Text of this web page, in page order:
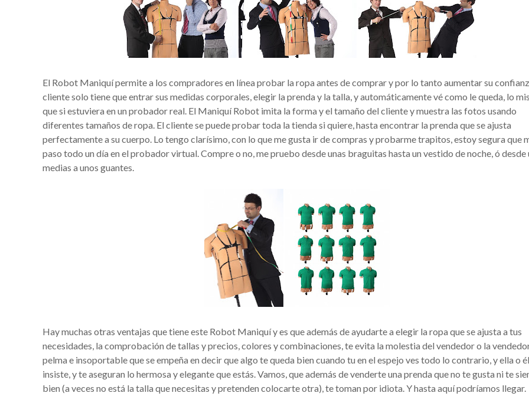
El Robot Maniquí permite a los compradores en línea probar la ropa antes de comprar y por lo tanto aumentar su
cliente solo tiene que entrar sus medidas corporales, elegir la prenda y la talla, y automáticamente vé como le queda, lo
que si estuviera en un probador real. El Maniquí Robot imita la forma y el tamaño del cliente y muestra las fotos usando
diferentes tamaños de ropa. El cliente se puede probar toda la tienda si quiere, hasta encontrar la prenda que se ajusta
perfectamente a su cuerpo. Lo tengo clarísimo, con lo que me gusta ir de compras y probarme trapitos, estoy segura que
paso todo un día en el probador virtual. Compre o no, me pruebo desde unas braguitas hasta un vestido de noche, ó desde
medias a unos guantes.
Hay muchas otras ventajas que tiene este Robot Maniquí y es que además de ayudarte a elegir la ropa que se ajusta a tus
necesidades, la comprobación de tallas y precios, colores y combinaciones, te evita la molestia del vendedor o la
pelma e insoportable que se empeña en decir que algo te queda bien cuando tu en el espejo ves todo lo contrario, y ella o él
insiste, y te aseguran lo hermosa y elegante que estás. Vamos, que además de venderte una prenda que no te gusta ni te
bien (a veces no está la talla que necesitas y pretenden colocarte otra), te toman por idiota. Y hasta aquí podríamos llegar.